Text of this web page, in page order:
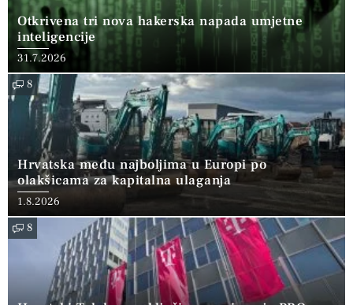
Otkrivena tri nova hakerska napada umjetne
inteligencije
31.7.2026
8
Hrvatska među najboljima u Europi po
olakšicama za kapitalna ulaganja
1.8.2026
8